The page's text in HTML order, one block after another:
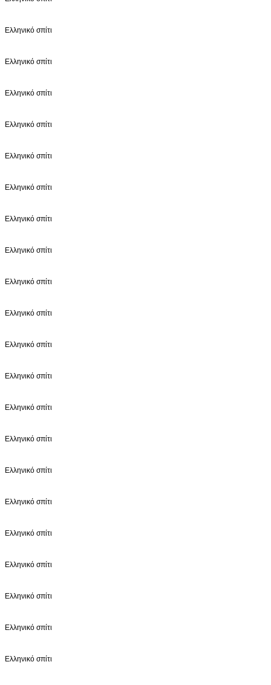
Ελληνικό σπίτι
Ελληνικό σπίτι
Ελληνικό σπίτι
Ελληνικό σπίτι
Ελληνικό σπίτι
Ελληνικό σπίτι
Ελληνικό σπίτι
Ελληνικό σπίτι
Ελληνικό σπίτι
Ελληνικό σπίτι
Ελληνικό σπίτι
Ελληνικό σπίτι
Ελληνικό σπίτι
Ελληνικό σπίτι
Ελληνικό σπίτι
Ελληνικό σπίτι
Ελληνικό σπίτι
Ελληνικό σπίτι
Ελληνικό σπίτι
Ελληνικό σπίτι
Ελληνικό σπίτι